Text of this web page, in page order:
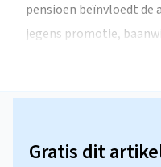
pensioen beïnvloedt de
jegens promotie,
Gratis dit